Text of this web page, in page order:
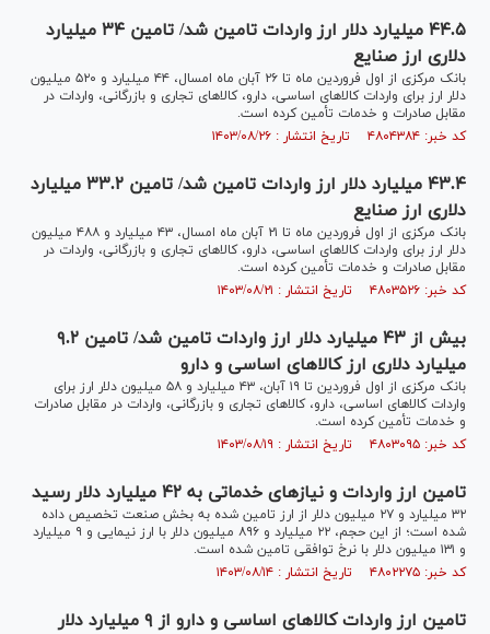
۴۴.۵ میلیارد دلار ارز واردات تامین شد/ تامین ۳۴ میلیارد
دلاری ارز صنایع
بانک مرکزی از اول فروردین ماه تا ۲۶ آبان ماه امسال، ۴۴ میلیارد و ۵۲۰ میلیون
دلار ارز برای واردات کالا‌های اساسی، دارو، کالا‌های تجاری و بازرگانی، واردات در
مقابل صادرات و خدمات تأمین کرده است.
کد خبر: ۴۸۰۴۳۸۴ تاریخ انتشار : ۱۴۰۳/۰۸/۲۶
۴۳.۴ میلیارد دلار ارز واردات تامین شد/ تامین ۳۳.۲ میلیارد
دلاری ارز صنایع
بانک مرکزی از اول فروردین ماه تا ۲۱ آبان ماه امسال، ۴۳ میلیارد و ۴۸۸ میلیون
دلار ارز برای واردات کالا‌های اساسی، دارو، کالا‌های تجاری و بازرگانی، واردات در
مقابل صادرات و خدمات تأمین کرده است.
کد خبر: ۴۸۰۳۵۲۶ تاریخ انتشار : ۱۴۰۳/۰۸/۲۱
بیش از ۴۳ میلیارد دلار ارز واردات تامین شد/ تامین ۹.۲
میلیارد دلاری ارز کالا‌های اساسی و دارو
بانک مرکزی از اول فروردین تا ۱۹ آبان، ۴۳ میلیارد و ۵۸ میلیون دلار ارز برای
واردات کالا‌های اساسی، دارو، کالا‌های تجاری و بازرگانی، واردات در مقابل صادرات
و خدمات تأمین کرده است.
کد خبر: ۴۸۰۳۰۹۵ تاریخ انتشار : ۱۴۰۳/۰۸/۱۹
تامین ارز واردات و نیاز‌های خدماتی به ۴۲ میلیارد دلار رسید
۳۲ میلیارد و ۲۷ میلیون دلار از ارز تامین شده به بخش صنعت تخصیص داده
شده است؛ از این حجم، ۲۲ میلیارد و ۸۹۶ میلیون دلار با ارز نیمایی و ۹ میلیارد
و ۱۳۱ میلیون دلار با نرخ توافقی تامین شده است.
کد خبر: ۴۸۰۲۲۷۵ تاریخ انتشار : ۱۴۰۳/۰۸/۱۴
تامین ارز واردات کالا‌های اساسی و دارو از ۹ میلیارد دلار